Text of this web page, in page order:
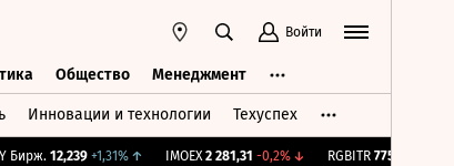
Войти
Общество Менеджмент
Инновации и технологии Техуспех
Бирж. 12,239 +1,31%↑ IMOEX 2 281,31 -0,2%↓ RGBITR 775,48